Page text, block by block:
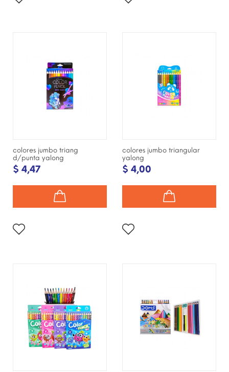
colores jumbo triang
d/punta yalong
$ 4,47
colores jumbo triangular
yalong
$ 4,00